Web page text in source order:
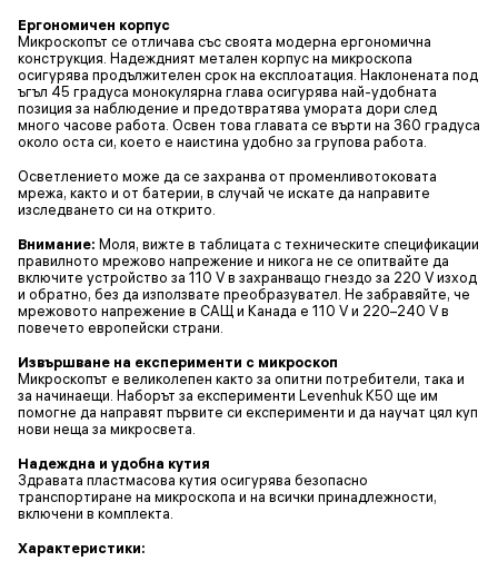
Ергономичен корпус
Микроскопът се отличава със своята модерна ергономична
конструкция. Надеждният метален корпус на микроскопа
осигурява продължителен срок на експлоатация. Наклонената под
ъгъл 45 градуса монокулярна глава осигурява най-удобната
позиция за наблюдение и предотвратява умората дори след
много часове работа. Освен това главата се върти на 360 градуса
около оста си, което е наистина удобно за групова работа.
Осветлението може да се захранва от променливотоковата
мрежа, както и от батерии, в случай че искате да направите
изследването си на открито.
Внимание: Моля, вижте в таблицата с техническите спецификации
правилното мрежово напрежение и никога не се опитвайте да
включите устройство за 110 V в захранващо гнездо за 220 V изход
и обратно, без да използвате преобразувател. Не забравяйте, че
мрежовото напрежение в САЩ и Канада е 110 V и 220–240 V в
повечето европейски страни.
Извършване на експерименти с микроскоп
Микроскопът е великолепен както за опитни потребители, така и
за начинаещи. Наборът за експерименти Levenhuk K50 ще им
помогне да направят първите си експерименти и да научат цял куп
нови неща за микросвета.
Надеждна и удобна кутия
Здравата пластмасова кутия осигурява безопасно
транспортиране на микроскопа и на всички принадлежности,
включени в комплекта.
Характеристики: